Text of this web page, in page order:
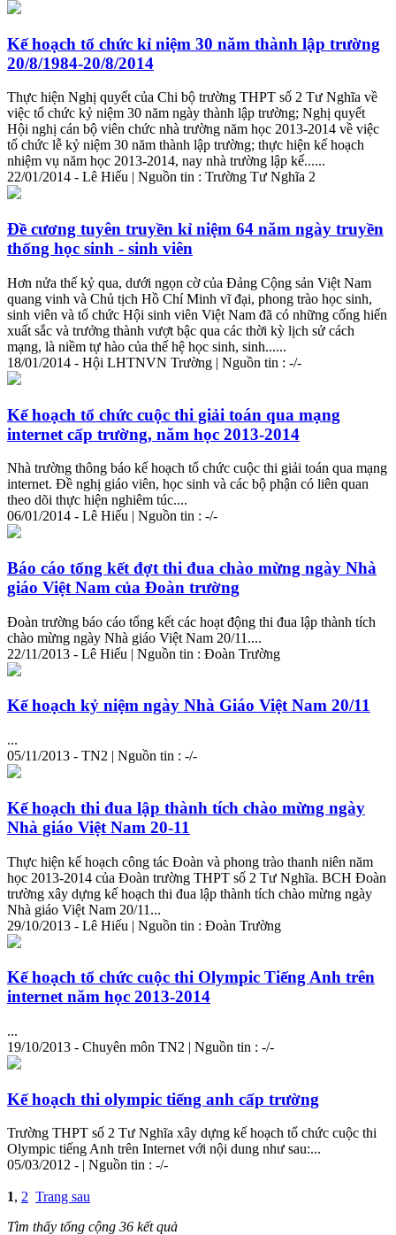
Kế hoạch tổ chức kỉ niệm 30 năm thành lập trường
20/8/1984-20/8/2014
Thực hiện Nghị quyết của Chi bộ trường THPT số 2 Tư Nghĩa về
việc tổ chức kỷ niệm 30 năm ngày thành lập trường; Nghị quyết
Hội nghị cán bộ viên chức nhà trường năm học 2013-2014 về việc
tổ chức lễ kỷ niệm 30 năm thành lập trường; thực hiện kế hoạch
nhiệm vụ năm học 2013-2014, nay nhà trường lập kế......
22/01/2014 - Lê Hiếu | Nguồn tin : Trường Tư Nghĩa 2
Đề cương tuyên truyền kỉ niệm 64 năm ngày truyền
thống học sinh - sinh viên
Hơn nửa thế kỷ qua, dưới ngọn cờ của Đảng Cộng sản Việt Nam
quang vinh và Chủ tịch Hồ Chí Minh vĩ đại, phong trào học sinh,
sinh viên và tổ chức Hội sinh viên Việt Nam đã có những cống hiến
xuất sắc và trưởng thành vượt bậc qua các thời kỳ lịch sử cách
mạng, là niềm tự hào của thế hệ học sinh, sinh......
18/01/2014 - Hội LHTNVN Trường | Nguồn tin : -/-
Kế hoạch tổ chức cuộc thi giải toán qua mạng
internet cấp trường, năm học 2013-2014
Nhà trường thông báo kế hoạch tổ chức cuộc thi giải toán qua mạng
internet. Đề nghị giáo viên, học sinh và các bộ phận có liên quan
theo dõi thực hiện nghiêm túc....
06/01/2014 - Lê Hiếu | Nguồn tin : -/-
Báo cáo tổng kết đợt thi đua chào mừng ngày Nhà
giáo Việt Nam của Đoàn trường
Đoàn trường báo cáo tổng kết các hoạt động thi đua lập thành tích
chào mừng ngày Nhà giáo Việt Nam 20/11....
22/11/2013 - Lê Hiếu | Nguồn tin : Đoàn Trường
Kế hoạch kỷ niệm ngày Nhà Giáo Việt Nam 20/11
...
05/11/2013 - TN2 | Nguồn tin : -/-
Kế hoạch thi đua lập thành tích chào mừng ngày
Nhà giáo Việt Nam 20-11
Thực hiện kế hoạch công tác Đoàn và phong trào thanh niên năm
học 2013-2014 của Đoàn trường THPT số 2 Tư Nghĩa. BCH Đoàn
trường xây dựng kế hoạch thi đua lập thành tích chào mừng ngày
Nhà giáo Việt Nam 20/11...
29/10/2013 - Lê Hiếu | Nguồn tin : Đoàn Trường
Kế hoạch tổ chức cuộc thi Olympic Tiếng Anh trên
internet năm học 2013-2014
...
19/10/2013 - Chuyên môn TN2 | Nguồn tin : -/-
Kế hoạch thi olympic tiếng anh cấp trường
Trường THPT số 2 Tư Nghĩa xây dựng kế hoạch tổ chức cuộc thi
Olympic tiếng Anh trên Internet với nội dung như sau:...
05/03/2012 - | Nguồn tin : -/-
1, 2 Trang sau
Tìm thấy tổng cộng 36 kết quả